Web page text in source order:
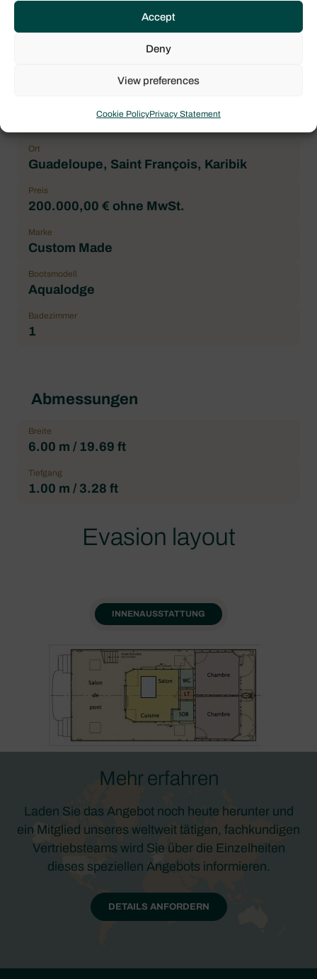
Accept
Deny
View preferences
Cookie PolicyPrivacy Statement
Ort
Guadeloupe, Saint François, Karibik
Preis
200.000,00 € ohne MwSt.
Marke
Custom Made
Bootsmodell
Aqualodge
Badezimmer
1
Abmessungen
Breite
6.00 m / 19.69 ft
Tiefgang
1.00 m / 3.28 ft
Evasion layout
INNENAUSSTATTUNG
Mehr erfahren
Laden Sie das Angebot noch heute herunter und
ein Mitglied unseres weltweit tätigen, fachkundigen
Vertriebsteams wird Sie über die Einzelheiten
dieses speziellen Angebots informieren.
DETAILS ANFORDERN